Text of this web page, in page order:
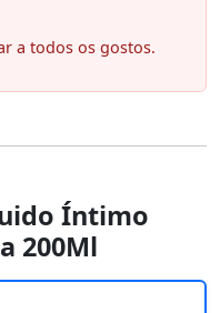
a todos os gostos.
Íntimo
200Ml